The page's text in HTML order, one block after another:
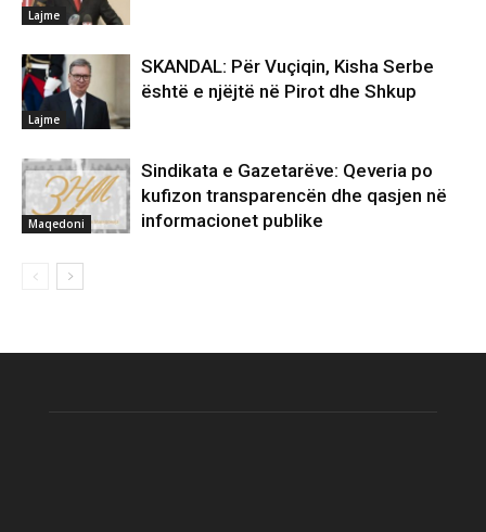
Lajme
Lajme
SKANDAL: Për Vuçiqin, Kisha Serbe
është e njëjtë në Pirot dhe Shkup
Maqedoni
Sindikata e Gazetarëve: Qeveria po
kufizon transparencën dhe qasjen në
informacionet publike